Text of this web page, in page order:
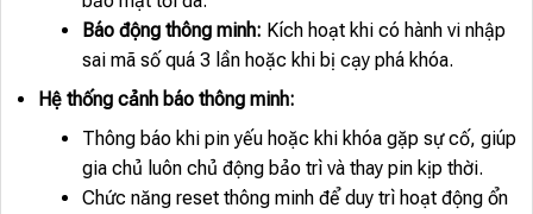
Báo động thông minh: Kích hoạt khi có hành vi nhập
sai mã số quá 3 lần hoặc khi bị cạy phá khóa.
Hệ thống cảnh báo thông minh:
Thông báo khi pin yếu hoặc khi khóa gặp sự cố, giúp
gia chủ luôn chủ động bảo trì và thay pin kịp thời.
Chức năng reset thông minh để duy trì hoạt động ổn